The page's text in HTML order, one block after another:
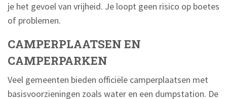
je het gevoel van vrijheid. Je loopt geen risico op boetes
of problemen.
CAMPERPLAATSEN EN
CAMPERPARKEN
Veel gemeenten bieden officiële camperplaatsen met
basisvoorzieningen zoals water en een dumpstation. De